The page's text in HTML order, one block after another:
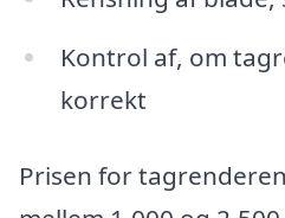
Kontrol af, om
korrekt
Prisen for